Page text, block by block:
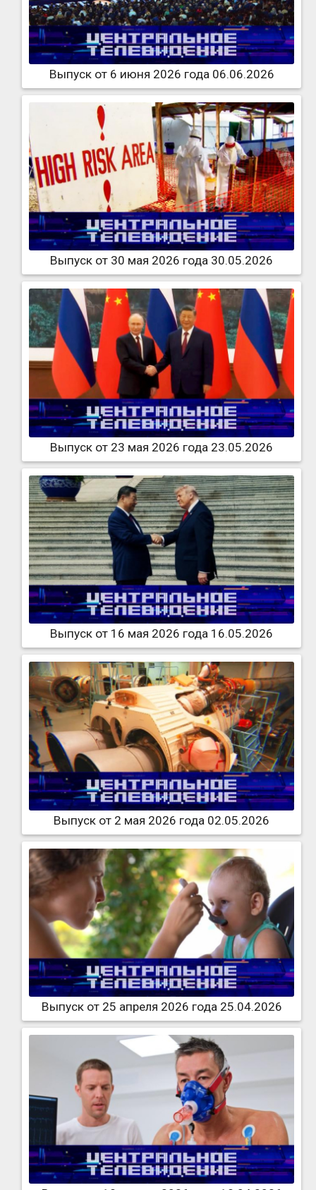
Выпуск от 6 июня 2026 года 06.06.2026
Выпуск от 30 мая 2026 года 30.05.2026
Выпуск от 23 мая 2026 года 23.05.2026
Выпуск от 16 мая 2026 года 16.05.2026
Выпуск от 2 мая 2026 года 02.05.2026
Выпуск от 25 апреля 2026 года 25.04.2026